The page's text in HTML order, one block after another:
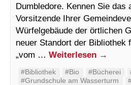
Dumbledore. Kennen Sie das
Vorsitzende Ihrer
Würfelgebäude der örtlichen
neuer Standort der Bibliothek
„vom … Weiterlesen →
#Bibliothek #Bio #Bücherei
#Grundschule am Wasserturm